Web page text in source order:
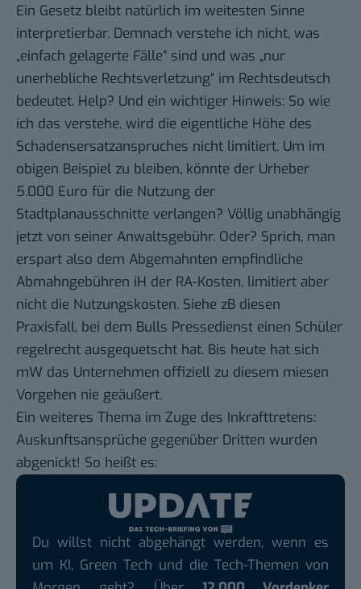
Ein Gesetz bleibt natürlich im weitesten Sinne
interpretierbar. Demnach verstehe ich nicht, was
„einfach gelagerte Fälle“ sind und was „nur
unerhebliche Rechtsverletzung“ im Rechtsdeutsch
bedeutet. Help? Und ein wichtiger Hinweis: So wie
ich das verstehe, wird die eigentliche Höhe des
Schadensersatzanspruches nicht limitiert. Um im
obigen Beispiel zu bleiben, könnte der Urheber
5.000 Euro für die Nutzung der
Stadtplanausschnitte verlangen? Völlig unabhängig
jetzt von seiner Anwaltsgebühr. Oder? Sprich, man
erspart also dem Abgemahnten empfindliche
Abmahngebühren iH der RA-Kosten, limitiert aber
nicht die Nutzungskosten. Siehe zB diesen
Praxisfall, bei dem Bulls Pressedienst einen Schüler
regelrecht ausgequetscht hat. Bis heute hat sich
mW das Unternehmen offiziell zu diesem miesen
Vorgehen nie geäußert.
Ein weiteres Thema im Zuge des Inkrafttretens:
Auskunftsansprüche gegenüber Dritten wurden
abgenickt! So heißt es:
Du willst nicht abgehängt werden, wenn es
um KI, Green Tech und die Tech-Themen von